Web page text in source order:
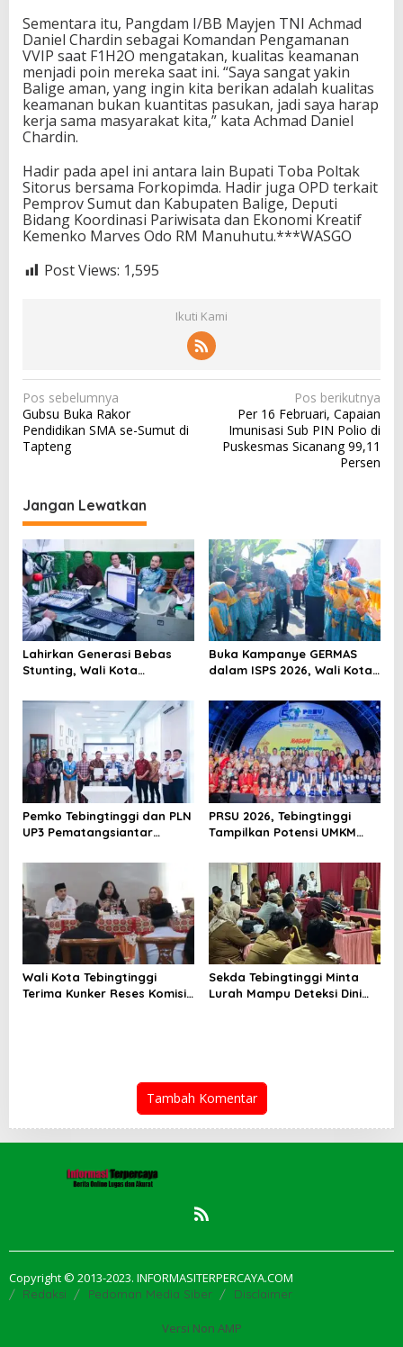
Sementara itu, Pangdam I/BB Mayjen TNI Achmad
Daniel Chardin sebagai Komandan Pengamanan
VVIP saat F1H2O mengatakan, kualitas keamanan
menjadi poin mereka saat ini. “Saya sangat yakin
Balige aman, yang ingin kita berikan adalah kualitas
keamanan bukan kuantitas pasukan, jadi saya harap
kerja sama masyarakat kita,” kata Achmad Daniel
Chardin.
Hadir pada apel ini antara lain Bupati Toba Poltak
Sitorus bersama Forkopimda. Hadir juga OPD terkait
Pemprov Sumut dan Kabupaten Balige, Deputi
Bidang Koordinasi Pariwisata dan Ekonomi Kreatif
Kemenko Marves Odo RM Manuhutu.***WASGO
Post Views: 1,595
Ikuti Kami
N
a
v
g
a
s
i
p
o
s
Pos sebelumnya
Gubsu Buka Rakor
Pendidikan SMA se-Sumut di
Tapteng
Pos berikutnya
Per 16 Februari, Capaian
Imunisasi Sub PIN Polio di
Puskesmas Sicanang 99,11
Persen
Jangan Lewatkan
Lahirkan Generasi Bebas
Stunting, Wali Kota
Optimalisasi SP3 Catin
Buka Kampanye GERMAS
dalam ISPS 2026, Wali Kota
Penurunan Stunting
Pemko Tebingtinggi dan PLN
UP3 Pematangsiantar
Energi
PRSU 2026, Tebingtinggi
Tampilkan Potensi UMKM
Wali Kota Tebingtinggi
Terima Kunker Reses Komisi
Sekda Tebingtinggi Minta
Lurah Mampu Deteksi Dini
Tambah Komentar
Copyright © 2013-2023. INFORMASITERPERCAYA.COM
Redaksi Pedoman Media Siber Disclaimer
Versi Non AMP